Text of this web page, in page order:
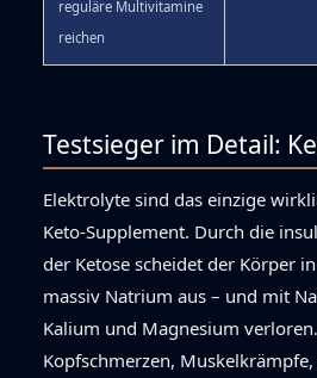
reguläre Multivitamine
reichen
Testsieger im Detail:
Elektrolyte sind das einzige
Keto-Supplement. Durch die
der Ketose scheidet der Körper
massiv Natrium aus – und mit
Kalium und Magnesium
Kopfschmerzen,